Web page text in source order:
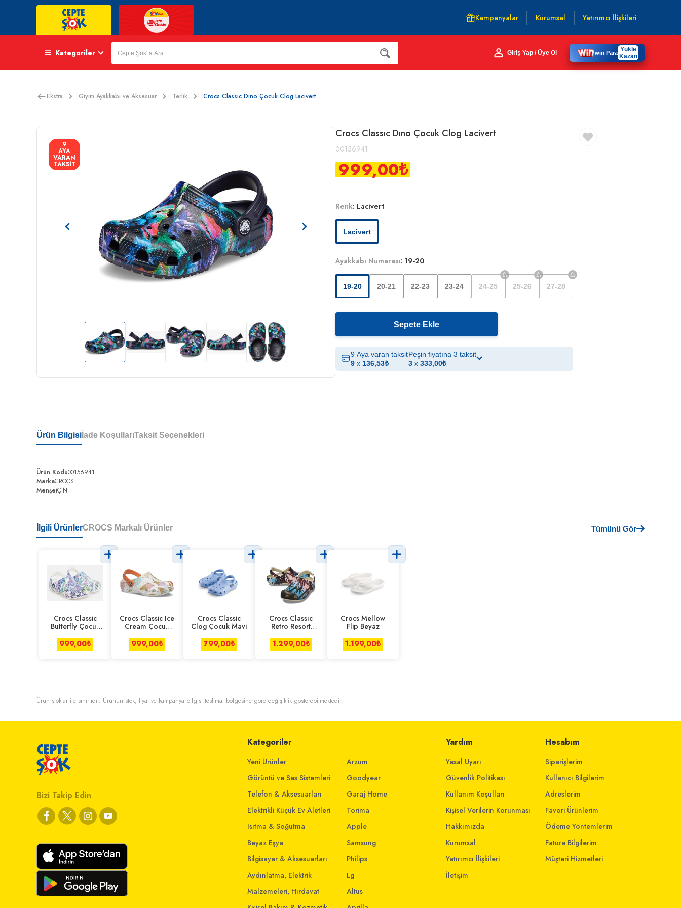
Kampanyalar Kurumsal Yatırımcı İlişkileri
Kategoriler Giriş Yap / Üye Ol win Para Yükle
Kazan
Ekstra Giyim Ayakkabı ve Aksesuar Terlik Crocs Classıc Dıno Çocuk Clog Lacivert
9
AYA
VARAN
TAKSİT
Crocs Classıc Dıno Çocuk Clog Lacivert
00156941
999,00₺
Renk: Lacivert
Lacivert
Ayakkabı Numarası: 19-20
19-20 20-21 22-23 23-24 24-25 25-26 27-28
Sepete Ekle
9 Aya varan taksit
9 x 136,53₺
Peşin fiyatına 3 taksit
3 x 333,00₺
Ürün Bilgisi İade KoşullarıTaksit Seçenekleri
Ürün Kodu00156941
MarkaCROCS
MenşeiÇİN
İlgili ÜrünlerCROCS Markalı Ürünler Tümünü Gör
Crocs Classic
Butterfly Çocuk
999,00₺
Crocs Classic Ice
Cream Çocuk
999,00₺
Crocs Classic
Clog Çocuk Mavi
799,00₺
Crocs Classıc
Retro Resort
1.299,00₺
Crocs Mellow
Flip Beyaz
1.199,00₺
Ürün stoklar ile sınırlıdır. Ürünün stok, fiyat ve kampanya bilgisi teslimat bölgesine göre değişiklik gösterebilmektedir.
Bizi Takip Edin
Kategoriler
Yeni Ürünler
Görüntü ve Ses Sistemleri
Telefon & Aksesuarları
Elektrikli Küçük Ev Aletleri
Isıtma & Soğutma
Beyaz Eşya
Bilgisayar & Aksesuarları
Aydınlatma, Elektrik
Malzemeleri, Hırdavat
Arzum
Goodyear
Garaj Home
Torima
Apple
Samsung
Philips
Lg
Altus
Yardım
Yasal Uyarı
Güvenlik Politikası
Kullanım Koşulları
Kişisel Verilerin Korunması
Hakkımızda
Kurumsal
Yatırımcı İlişkileri
İletişim
Hesabım
Siparişlerim
Kullanıcı Bilgilerim
Adreslerim
Favori Ürünlerim
Ödeme Yöntemlerim
Fatura Bilgilerim
Müşteri Hizmetleri